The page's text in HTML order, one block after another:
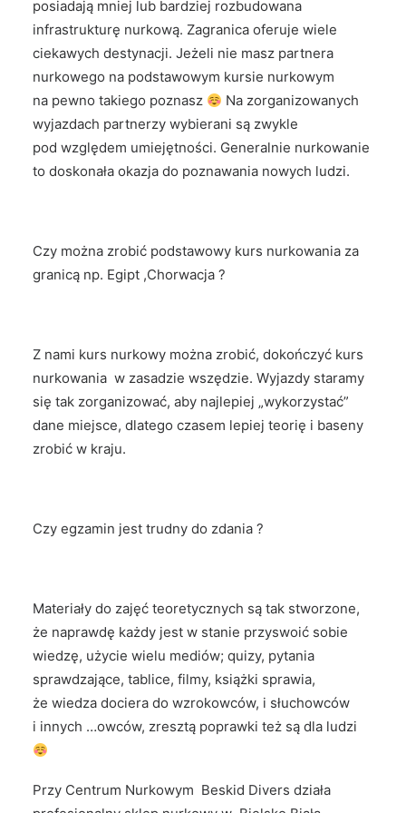
posiadają mniej lub bardziej rozbudowana
infrastrukturę nurkową. Zagranica oferuje wiele
ciekawych destynacji. Jeżeli nie masz partnera
nurkowego na podstawowym kursie nurkowym
na pewno takiego poznasz
Na zorganizowanych
wyjazdach partnerzy wybierani są zwykle
pod względem umiejętności. Generalnie nurkowanie
to doskonała okazja do poznawania nowych ludzi.
Czy można zrobić podstawowy kurs nurkowania za
granicą np. Egipt ,Chorwacja ?
Z nami kurs nurkowy można zrobić, dokończyć kurs
nurkowania w zasadzie wszędzie. Wyjazdy staramy
się tak zorganizować, aby najlepiej „wykorzystać”
dane miejsce, dlatego czasem lepiej teorię i baseny
zrobić w kraju.
Czy egzamin jest trudny do zdania ?
Materiały do zajęć teoretycznych są tak stworzone,
że naprawdę każdy jest w stanie przyswoić sobie
wiedzę, użycie wielu mediów; quizy, pytania
sprawdzające, tablice, filmy, książki sprawia,
że wiedza dociera do wzrokowców, i słuchowców
i innych …owców, zresztą poprawki też są dla ludzi
Przy Centrum Nurkowym Beskid Divers działa